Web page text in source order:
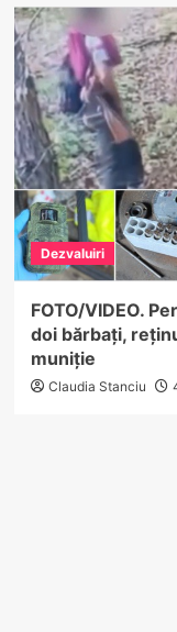
Dezvaluiri
FOTO/VIDEO.
doi bărbați,
muniție
Claudia Stanciu